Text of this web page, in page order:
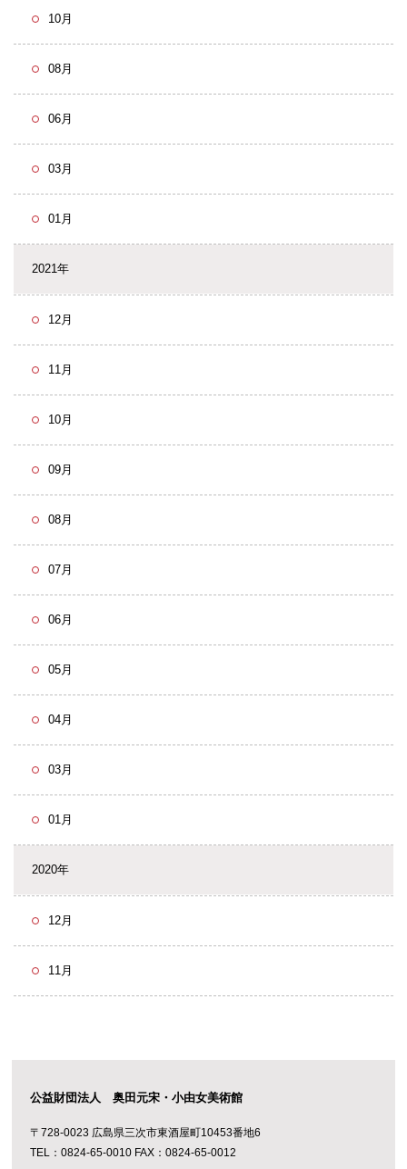
10月
08月
06月
03月
01月
2021年
12月
11月
10月
09月
08月
07月
06月
05月
04月
03月
01月
2020年
12月
11月
公益財団法人 奥田元宋・小由女美術館
〒728-0023 広島県三次市東酒屋町10453番地6
TEL：0824-65-0010 FAX：0824-65-0012